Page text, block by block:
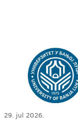
29. jul 2026.